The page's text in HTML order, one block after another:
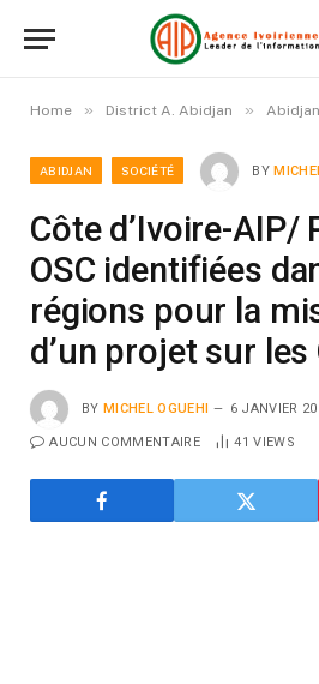
Home » District A. Abidjan » Abidjan
ABIDJAN SOCIÉTÉ BY
Côte d’Ivoire-AIP/
OSC identifiées
régions pour la
d’un projet sur les
BY MICHEL OGUEHI 6 JANVIER
AUCUN COMMENTAIRE 41VIEWS